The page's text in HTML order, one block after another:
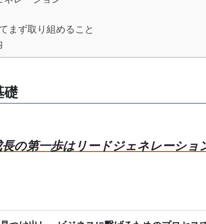
まず取り組めること
礎
の第一歩はリードジェネレーショ